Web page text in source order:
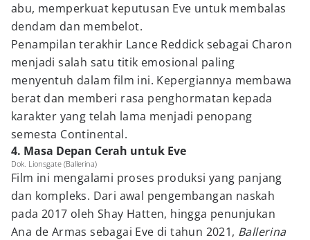
abu, memperkuat keputusan Eve untuk membalas
dendam dan membelot.
Penampilan terakhir Lance Reddick sebagai Charon
menjadi salah satu titik emosional paling
menyentuh dalam film ini. Kepergiannya membawa
berat dan memberi rasa penghormatan kepada
karakter yang telah lama menjadi penopang
semesta Continental.
4. Masa Depan Cerah untuk Eve
Dok. Lionsgate (Ballerina)
Film ini mengalami proses produksi yang panjang
dan kompleks. Dari awal pengembangan naskah
pada 2017 oleh Shay Hatten, hingga penunjukan
Ana de Armas sebagai Eve di tahun 2021, Ballerina